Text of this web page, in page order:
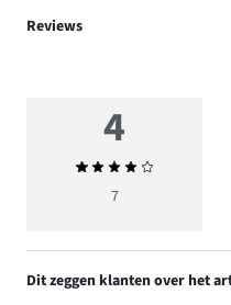
Reviews
4
Gemiddelde
beoordeling
7
Dit zeggen klanten over het